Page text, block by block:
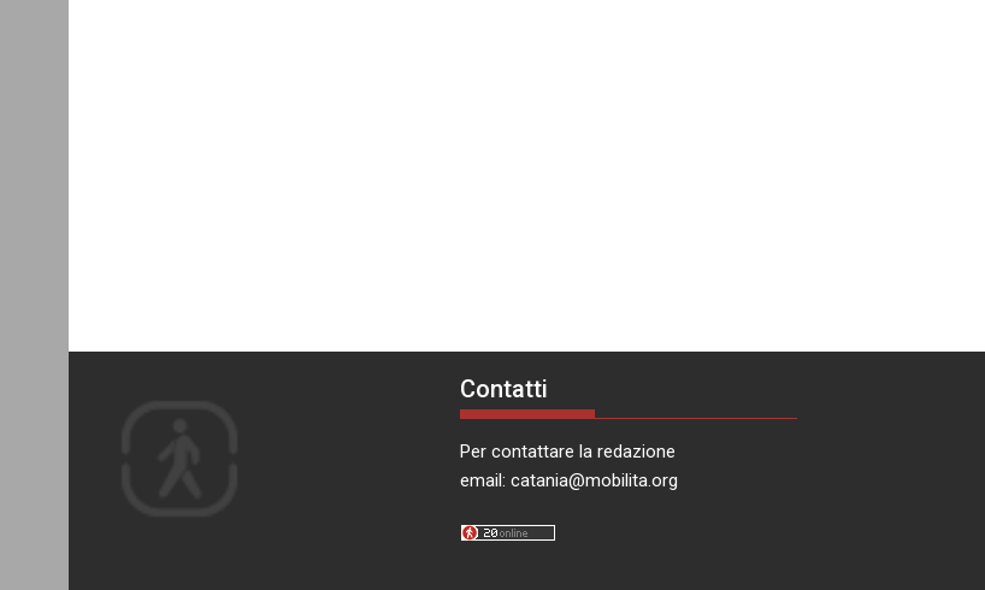
Contatti
Per contattare la redazione
email: catania@mobilita.org